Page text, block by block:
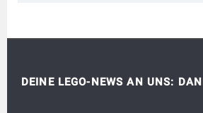
DEINE LEGO-NEWS AN UNS: